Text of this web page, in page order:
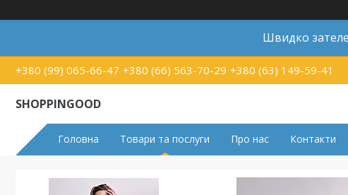
Швидко
+380 (99) 065-66-47 +380 (66) 563-70-29 +380 (63) 149-59-41
SHOPPINGOOD
Головна Товари та послуги Про нас Контакти